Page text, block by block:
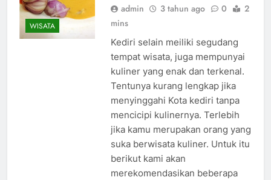
WISATA
admin 3 tahun ago 0
2
mins
Kediri selain meiliki segudang
tempat wisata, juga mempunyai
kuliner yang enak dan terkenal.
Tentunya kurang lengkap jika
menyinggahi Kota kediri tanpa
mencicipi kulinernya. Terlebih
jika kamu merupakan orang yang
suka berwisata kuliner. Untuk itu
berikut kami akan
merekomendasikan beberapa